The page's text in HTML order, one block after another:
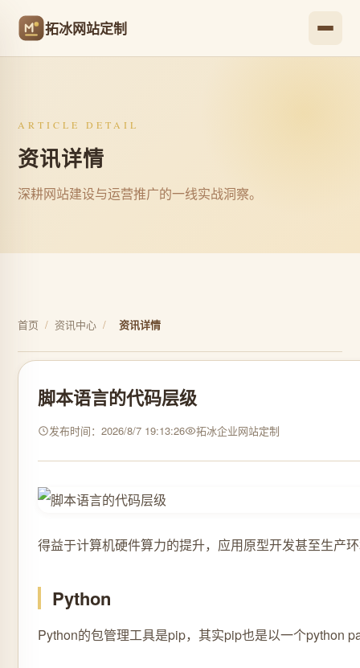
拓冰网站定制
ARTICLE DETAIL
资讯详情
深耕网站建设与运营推广的一线实战洞察。
首页 / 资讯中心 / 资讯详情
脚本语言的代码层级
发布时间：2026/8/7 19:13:26 拓冰企业网站定制
得益于计算机硬件算力的提升，应用原型开发甚至生产
Python
Python的包管理工具是pip，其实pip也是以一个python